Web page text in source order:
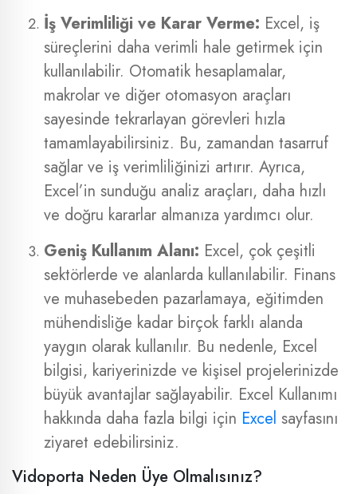
İş Verimliliği ve Karar Verme: Excel, iş
süreçlerini daha verimli hale getirmek için
kullanılabilir. Otomatik hesaplamalar,
makrolar ve diğer otomasyon araçları
sayesinde tekrarlayan görevleri hızla
tamamlayabilirsiniz. Bu, zamandan tasarruf
sağlar ve iş verimliliğinizi artırır. Ayrıca,
Excel’in sunduğu analiz araçları, daha hızlı
ve doğru kararlar almanıza yardımcı olur.
Geniş Kullanım Alanı: Excel, çok çeşitli
sektörlerde ve alanlarda kullanılabilir. Finans
ve muhasebeden pazarlamaya, eğitimden
mühendisliğe kadar birçok farklı alanda
yaygın olarak kullanılır. Bu nedenle, Excel
bilgisi, kariyerinizde ve kişisel projelerinizde
büyük avantajlar sağlayabilir. Excel Kullanımı
hakkında daha fazla bilgi için Excel sayfasını
ziyaret edebilirsiniz.
Vidoporta Neden Üye Olmalısınız?